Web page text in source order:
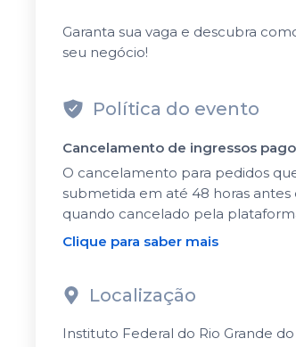
Garanta sua vaga e descubra
seu negócio!
Política do evento
Cancelamento de ingressos
O cancelamento para pedidos
submetida em até 48 horas
quando cancelado pela
Clique para saber mais
Localização
Instituto Federal do Rio Grande